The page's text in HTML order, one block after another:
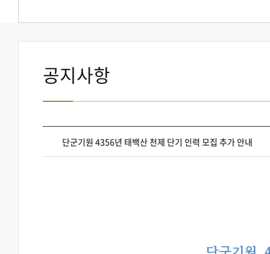
공지사항
단군기원 4356년 태백산 천제 단기 인력 모집 추가 안내